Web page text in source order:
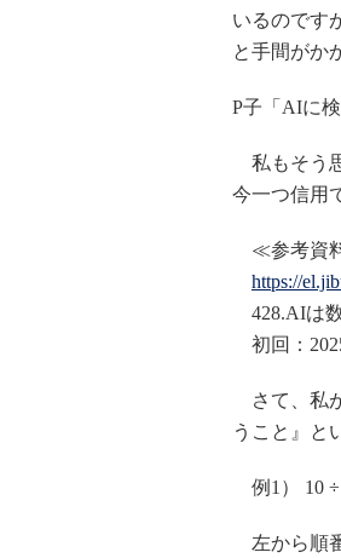
いるのです
と手間がか
P子「AIに
私もそう
今一つ信用
≪参考資
https://
428.AIは
初回：
さて、私
うこと』と
例1） 10 ÷
左から順